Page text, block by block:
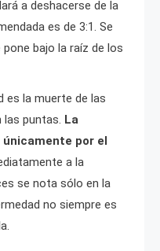
a deshacerse de la
es de 3:1. Se
bajo la raíz de los
es la muerte de las
las puntas. La
por el
a la
se nota sólo en la
no siempre es